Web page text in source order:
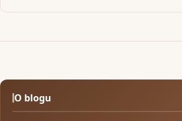
O blogu